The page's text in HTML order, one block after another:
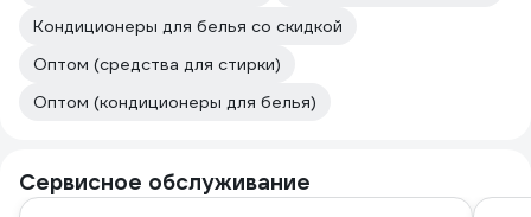
Кондиционеры для белья со скидкой
Оптом (средства для стирки)
Оптом (кондиционеры для белья)
Сервисное обслуживание